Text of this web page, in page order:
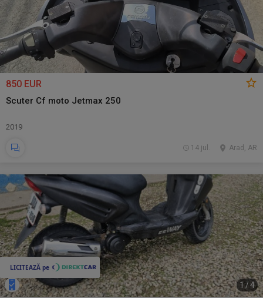
850 EUR
Scuter Cf moto Jetmax 250
2019
Arad, AR
14 jul.
1 /4